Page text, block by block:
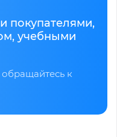
покупателями,
учебными
к